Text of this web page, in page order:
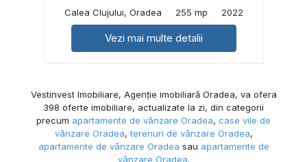
Calea Clujului, Oradea
255 mp 2022
Vezi mai multe detalii
Vestinvest Imobiliare, Agenție imobiliară Oradea, va ofera
398 oferte imobiliare, actualizate la zi, din categorii
precum apartamente de vânzare Oradea, case vile de
vânzare Oradea,terenuri de vânzare Oradea,
apartamente de vânzare Oradea sau apartamente de
vânzare Oradea.